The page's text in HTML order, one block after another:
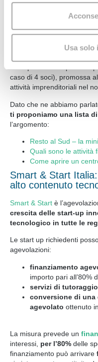
Utilizziamo i cookie per
l'utilizzo del sito web.
con i nostri
l'utente utilizza il nostro
combinarle con altre
loro o che hanno
nostro sito web.
Usa solo
ammissibili ed è composta
perduto e dal 50% di
caso di 4 soci), promossa
attività imprenditoriali nel
Dato che ne abbiamo
ti proponiamo una lista
l’argomento:
Resto al Sud – la
Quali sono le attività
Come aprire un
Smart & Start
alto contenuto
Smart & Start è
crescita delle start-up
tecnologico in tutte le
Le start up richiedenti
agevolazioni:
finanziamento
importo pari all’80%
servizi di
conversione di una
agevolato ottenuto
La misura prevede un
interessi, per l’80% delle
finanziamento può arrivare